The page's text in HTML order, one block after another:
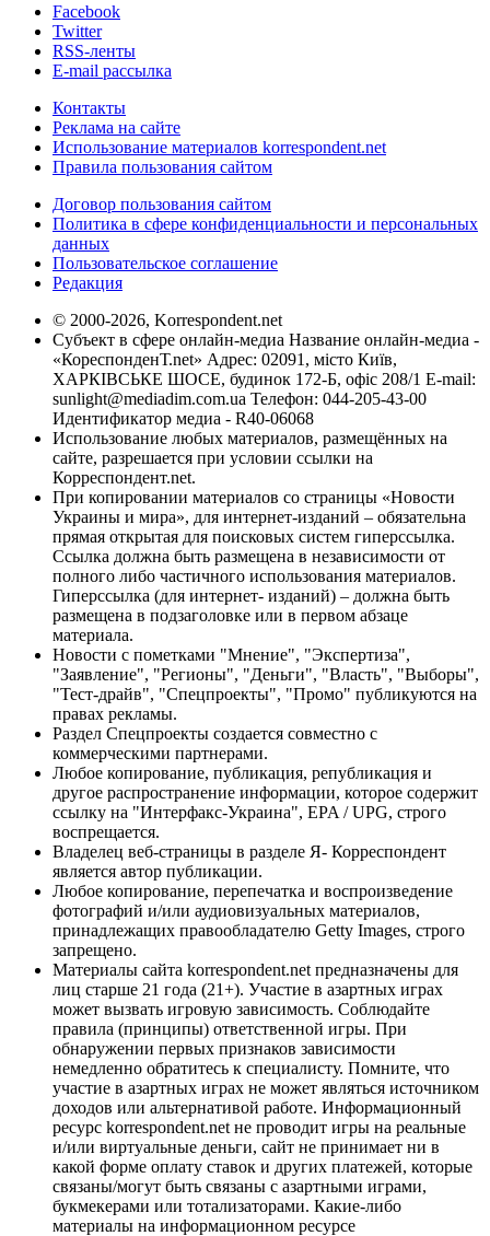
Facebook
Twitter
RSS-ленты
E-mail рассылка
Контакты
Реклама на сайте
Использование материалов korrespondent.net
Правила пользования сайтом
Договор пользования сайтом
Политика в сфере конфиденциальности и персональных
данных
Пользовательское соглашение
Редакция
© 2000-2026, Korrespondent.net
Субъект в сфере онлайн-медиа Название онлайн-медиа -
«КореспонденТ.net» Адрес: 02091, місто Київ,
ХАРКІВСЬКЕ ШОСЕ, будинок 172-Б, офіс 208/1 E-mail:
sunlight@mediadim.com.ua Телефон: 044-205-43-00
Идентификатор медиа - R40-06068
Использование любых материалов, размещённых на
сайте, разрешается при условии ссылки на
Корреспондент.net.
При копировании материалов со страницы «Новости
Украины и мира», для интернет-изданий – обязательна
прямая открытая для поисковых систем гиперссылка.
Ссылка должна быть размещена в независимости от
полного либо частичного использования материалов.
Гиперссылка (для интернет- изданий) – должна быть
размещена в подзаголовке или в первом абзаце
материала.
Новости с пометками "Мнение", "Экспертиза",
"Заявление", "Регионы", "Деньги", "Власть", "Выборы",
"Тест-драйв", "Спецпроекты", "Промо" публикуются на
правах рекламы.
Раздел Спецпроекты создается совместно с
коммерческими партнерами.
Любое копирование, публикация, републикация и
другое распространение информации, которое содержит
ссылку на "Интерфакс-Украина", EPA / UPG, строго
воспрещается.
Владелец веб-страницы в разделе Я- Корреспондент
является автор публикации.
Любое копирование, перепечатка и воспроизведение
фотографий и/или аудиовизуальных материалов,
принадлежащих правообладателю Getty Images, строго
запрещено.
Материалы сайта korrespondent.net предназначены для
лиц старше 21 года (21+). Участие в азартных играх
может вызвать игровую зависимость. Соблюдайте
правила (принципы) ответственной игры. При
обнаружении первых признаков зависимости
немедленно обратитесь к специалисту. Помните, что
участие в азартных играх не может являться источником
доходов или альтернативой работе. Информационный
ресурс korrespondent.net не проводит игры на реальные
и/или виртуальные деньги, сайт не принимает ни в
какой форме оплату ставок и других платежей, которые
связаны/могут быть связаны с азартными играми,
букмекерами или тотализаторами. Какие-либо
материалы на информационном ресурсе